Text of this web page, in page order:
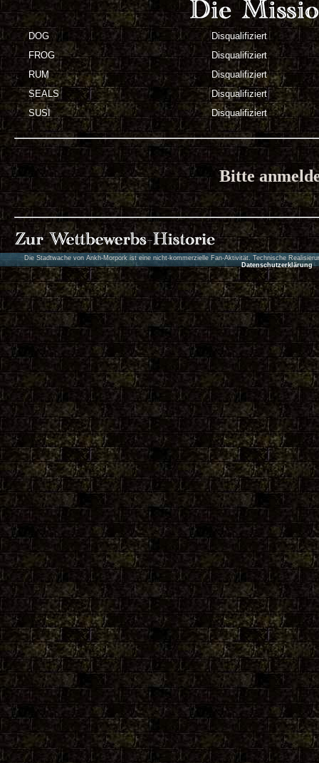
DOG
Disqualifiziert
FROG
Disqualifiziert
RUM
Disqualifiziert
SEALS
Disqualifiziert
SUSI
Disqualifiziert
Bitte
Die Stadtwache von Ankh-Morpork ist eine nicht-kommerzielle Fan-Aktivität. Technische
Datenschutzerklärung